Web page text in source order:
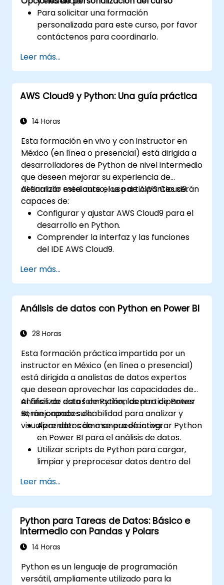
Para solicitar una formación
personalizada para este curso, por favor
contáctenos para coordinarlo.
Leer más...
AWS Cloud9 y Python: Una guía práctica
14 Horas
Esta formación en vivo y con instructor en
México (en línea o presencial) está dirigida a
desarrolladores de Python de nivel intermedio
que deseen mejorar su experiencia de
desarrollo mediante el uso de AWS Cloud9.
Al finalizar este curso, los participantes serán
capaces de:
Configurar y ajustar AWS Cloud9 para el
desarrollo en Python.
Comprender la interfaz y las funciones
del IDE AWS Cloud9.
aplicaciones de Python en AWS Cloud9.
Colaborar con otros desarrolladores
utilizando la plataforma AWS Cloud9.
Integrar AWS Cloud9 con otros servicios
avanzadas.
Leer más...
Análisis de datos con Python en Power BI
28 Horas
Esta formación práctica impartida por un
instructor en México (en línea o presencial)
está dirigida a analistas de datos expertos
que desean aprovechar las capacidades de
análisis de datos de Python dentro de Power
BI, mejorando su habilidad para analizar y
visualizar datos de manera efectiva.
Al finalizar esta formación, los participantes
serán capaces de:
Aprender cómo se puede integrar Python
en Power BI para el análisis de datos.
Utilizar scripts de Python para cargar,
limpiar y preprocesar datos dentro del
Potenciar las capacidades de
visualización de datos creando
visualizaciones personalizadas e
interactivas con Python.
Adquirir habilidades avanzadas de análisis
de datos utilizando Python.
Leer más...
Python para Tareas de Datos: Básico e
Intermedio con Pandas y Polars
14 Horas
Python es un lenguaje de programación
versátil, ampliamente utilizado para la